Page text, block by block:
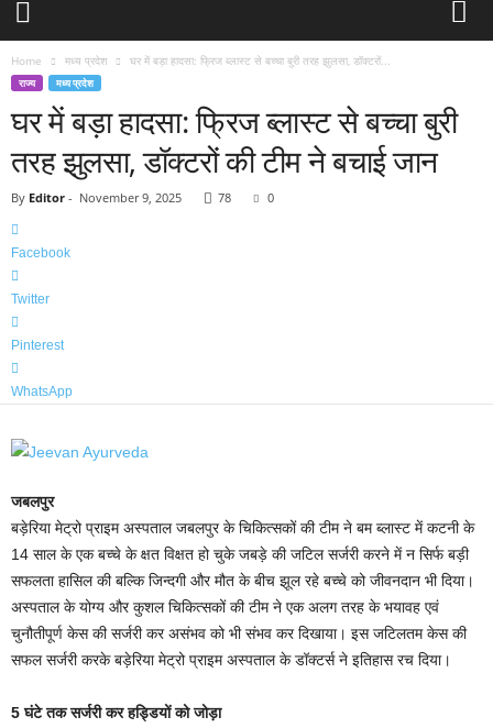
Home मध्य प्रदेश घर में बड़ा हादसा: फ्रिज ब्लास्ट से बच्चा बुरी तरह झुलसा, डॉक्टरों...
राज्य मध्य प्रदेश
घर में बड़ा हादसा: फ्रिज ब्लास्ट से बच्चा बुरी
तरह झुलसा, डॉक्टरों की टीम ने बचाई जान
By Editor - November 9, 2025 78 0
Facebook
Twitter
Pinterest
WhatsApp
जबलपुर
बड़ेरिया मेट्रो प्राइम अस्पताल जबलपुर के चिकित्सकों की टीम ने बम ब्लास्ट में कटनी के
14 साल के एक बच्चे के क्षत विक्षत हो चुके जबड़े की जटिल सर्जरी करने में न सिर्फ बड़ी
सफलता हासिल की बल्कि जिन्दगी और मौत के बीच झूल रहे बच्चे को जीवनदान भी दिया।
अस्पताल के योग्य और कुशल चिकित्सकों की टीम ने एक अलग तरह के भयावह एवं
चुनौतीपूर्ण केस की सर्जरी कर असंभव को भी संभव कर दिखाया। इस जटिलतम केस की
सफल सर्जरी करके बड़ेरिया मेट्रो प्राइम अस्पताल के डॉक्टर्स ने इतिहास रच दिया।
5 घंटे तक सर्जरी कर हड्डियों को जोड़ा